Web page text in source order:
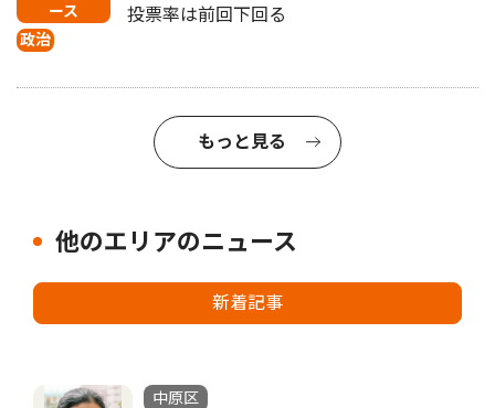
ース
政治
投票率は前回下回る
もっと見る
他のエリアのニュース
新着記事
中原区